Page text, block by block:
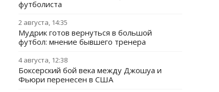
футболиста
2 августа, 14:35
Мудрик готов вернуться в большой
футбол: мнение бывшего тренера
4 августа, 12:38
Боксерский бой века между Джошуа и
Фьюри перенесен в США